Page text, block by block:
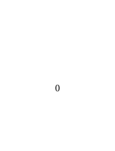
0